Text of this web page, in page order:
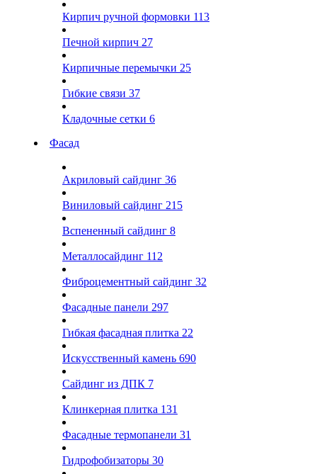
Кирпич ручной формовки 113
Печной кирпич 27
Кирпичные перемычки 25
Гибкие связи 37
Кладочные сетки 6
Фасад
Акриловый сайдинг 36
Виниловый сайдинг 215
Вспененный сайдинг 8
Металлосайдинг 112
Фиброцементный сайдинг 32
Фасадные панели 297
Гибкая фасадная плитка 22
Искусственный камень 690
Сайдинг из ДПК 7
Клинкерная плитка 131
Фасадные термопанели 31
Гидрофобизаторы 30